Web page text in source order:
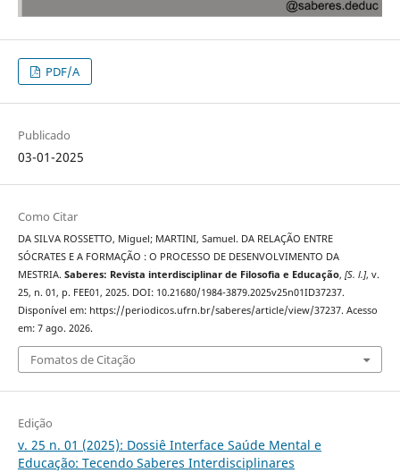
PDF/A
Publicado
03-01-2025
Como Citar
DA SILVA ROSSETTO, Miguel; MARTINI, Samuel. DA RELAÇÃO ENTRE
SÓCRATES E A FORMAÇÃO : O PROCESSO DE DESENVOLVIMENTO DA
MESTRIA. Saberes: Revista interdisciplinar de Filosofia e Educação, [S. l.], v.
25, n. 01, p. FEE01, 2025. DOI: 10.21680/1984-3879.2025v25n01ID37237.
Disponível em: https://periodicos.ufrn.br/saberes/article/view/37237. Acesso
em: 7 ago. 2026.
Fomatos de Citação
Edição
v. 25 n. 01 (2025): Dossiê Interface Saúde Mental e
Educação: Tecendo Saberes Interdisciplinares